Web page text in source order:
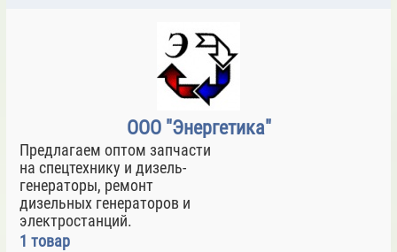
ООО "Энергетика"
Предлагаем оптом запчасти
на спецтехнику и дизель-
генераторы, ремонт
дизельных генераторов и
электростанций.
1 товар